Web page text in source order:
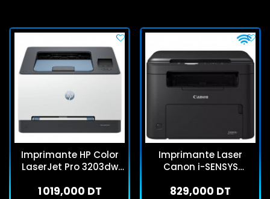
Imprimante HP Color
LaserJet Pro 3203dw
1 019,000 DT
Imprimante Laser
Canon i-SENSYS
Wifi Monochrome
829,000 DT